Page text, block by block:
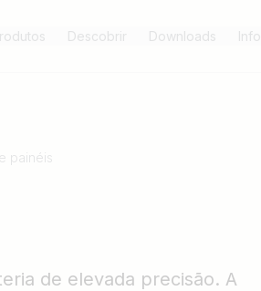
Descobrir Downloads
painéis
de elevada precisão. A